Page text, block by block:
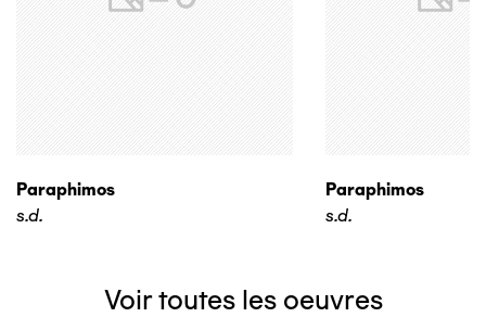
Paraphimos
s.d.
Paraphimos
s.d.
Voir toutes les oeuvres